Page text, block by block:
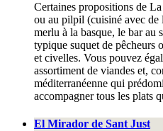
Certaines propositions de
ou au pilpil (cuisiné avec
merlu à la basque, le bar au
typique suquet de pêcheurs
et civelles. Vous pouvez
assortiment de viandes et,
méditerranéenne qui
accompagner tous les plats
El Mirador de Sant Just